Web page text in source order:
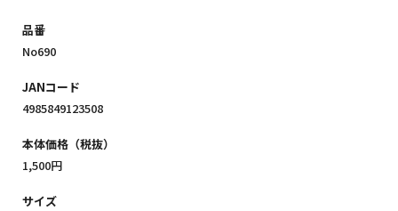
品番
No690
JANコード
4985849123508
本体価格（税抜）
1,500円
サイズ